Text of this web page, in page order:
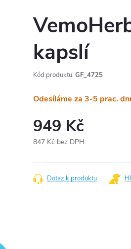
kapslí
Kód produktu: GF_4725
Odesíláme za 3-5 prac.
949 Kč
847 Kč bez DPH
cena:
Dotaz k produktu